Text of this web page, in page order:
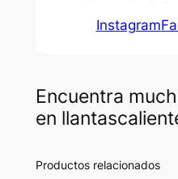
Instagram
Encuentra
en
Productos relacionados